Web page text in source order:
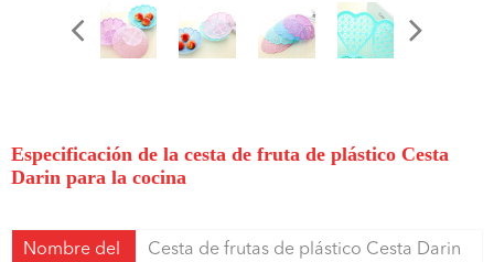
Especificación de la cesta de fruta de plástico Cesta
Darin para la cocina
Nombre del Cesta de frutas de plástico Cesta Darin